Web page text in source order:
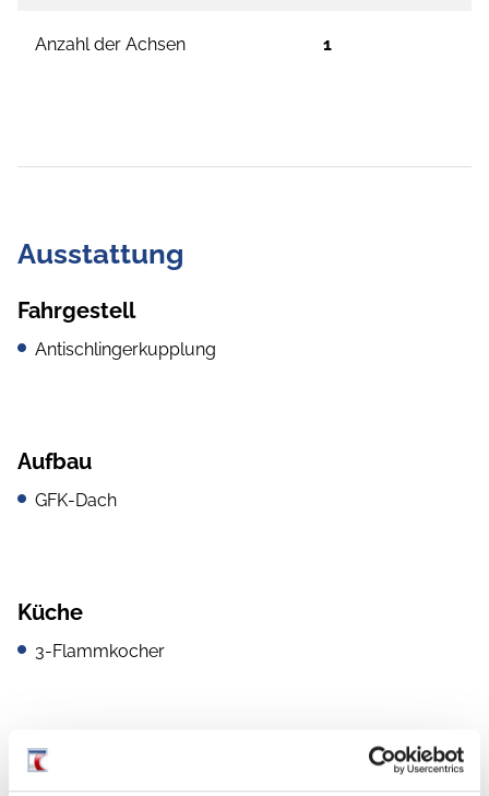
Anzahl der Achsen 1
Ausstattung
Fahrgestell
Antischlingerkupplung
Aufbau
GFK-Dach
Küche
3-Flammkocher